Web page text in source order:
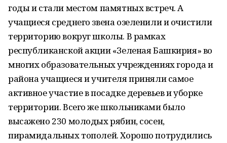
годы и стали местом памятных встреч. А
учащиеся среднего звена озеленили и очистили
территорию вокруг школы. В рамках
республиканской акции «Зеленая Башкирия» во
многих образовательных учреждениях города и
района учащиеся и учителя приняли самое
активное участие в посадке деревьев и уборке
территории. Всего же школьниками было
высажено 230 молодых рябин, сосен,
пирамидальных тополей. Хорошо потрудились